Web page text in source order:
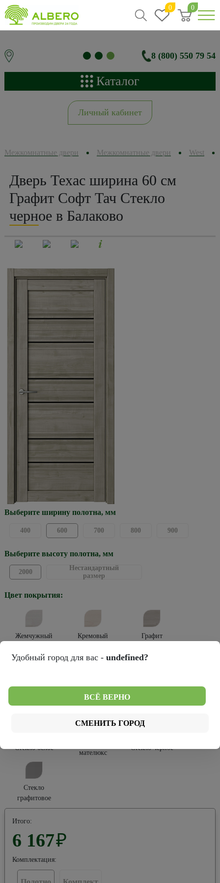
0 0
8 (800) 550 79 54
Каталог
Личный кабинет
Межкомнатные двери Межкомнатные двери West
Дверь Техас ширина 60 см
Графит Софт Тач Стекло
черное в Балаково
Выберите ширину полотна, мм
400 600 700 800 900
Выберите высоту полотна, мм
2000
Нестандартный
размер
Цвет покрытия:
Жемчужный Кремовый Графит
Тип остекления:
Стекло белое
мателюкс
Стекло черное
Стекло
графитовое
Итого:
6 167₽
Комплектация:
Удобный город для вас - undefined?
ВСЁ ВЕРНО
СМЕНИТЬ ГОРОД